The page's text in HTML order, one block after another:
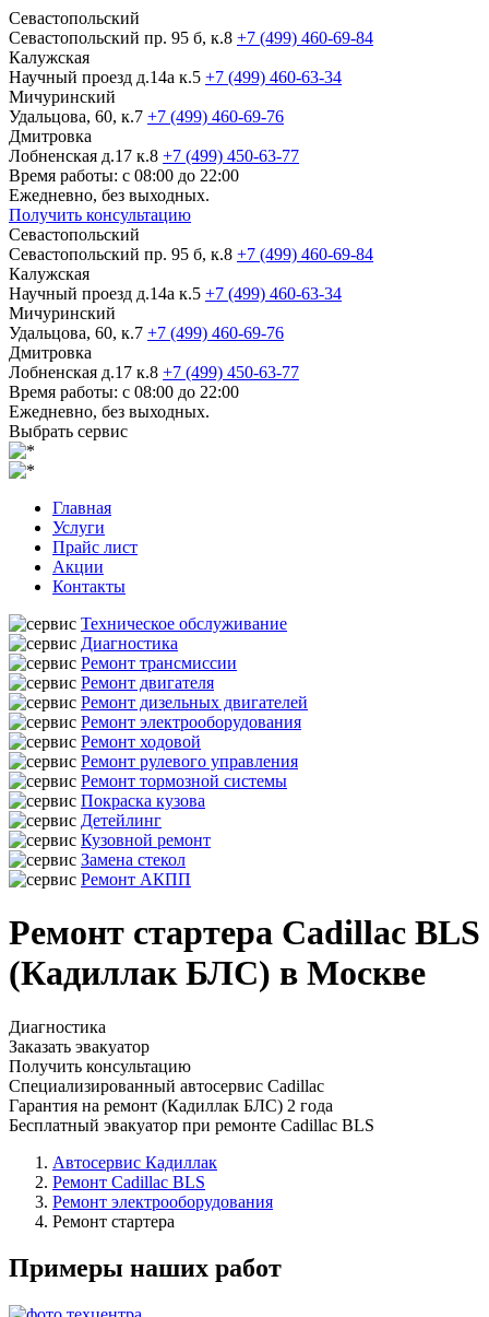
Севастопольский
Севастопольский пр. 95 б, к.8 +7 (499) 460-69-84
Калужская
Научный проезд д.14а к.5 +7 (499) 460-63-34
Мичуринский
Удальцова, 60, к.7 +7 (499) 460-69-76
Дмитровка
Лобненская д.17 к.8 +7 (499) 450-63-77
Время работы: с 08:00 до 22:00
Ежедневно, без выходных.
Получить консультацию
Севастопольский
Севастопольский пр. 95 б, к.8 +7 (499) 460-69-84
Калужская
Научный проезд д.14а к.5 +7 (499) 460-63-34
Мичуринский
Удальцова, 60, к.7 +7 (499) 460-69-76
Дмитровка
Лобненская д.17 к.8 +7 (499) 450-63-77
Время работы: с 08:00 до 22:00
Ежедневно, без выходных.
Выбрать сервис
Главная
Услуги
Прайс лист
Акции
Контакты
Техническое обслуживание
Диагностика
Ремонт трансмиссии
Ремонт двигателя
Ремонт дизельных двигателей
Ремонт электрооборудования
Ремонт ходовой
Ремонт рулевого управления
Ремонт тормозной системы
Покраска кузова
Детейлинг
Кузовной ремонт
Замена стекол
Ремонт АКПП
Ремонт стартера Cadillac BLS
(Кадиллак БЛС) в Москве
Диагностика
Заказать эвакуатор
Получить консультацию
Специализированный автосервис Cadillac
Гарантия на ремонт (Кадиллак БЛС) 2 года
Бесплатный эвакуатор при ремонте Cadillac BLS
Автосервис Кадиллак
Ремонт Cadillac BLS
Ремонт электрооборудования
Ремонт стартера
Примеры наших работ